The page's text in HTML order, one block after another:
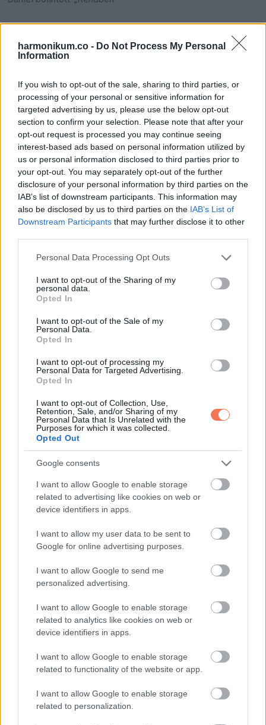
harmonikum.co - Do Not Process My Personal
Information
If you wish to opt-out of the sale, sharing to third parties, or
processing of your personal or sensitive information for
targeted advertising by us, please use the below opt-out
section to confirm your selection. Please note that after your
opt-out request is processed you may continue seeing
interest-based ads based on personal information utilized by
us or personal information disclosed to third parties prior to
your opt-out. You may separately opt-out of the further
disclosure of your personal information by third parties on the
IAB’s list of downstream participants. This information may
also be disclosed by us to third parties on the IAB’s List of
Downstream Participants that may further disclose it to other
Please note that this website/app uses one or more Google
not limited to your visit or usage behaviour. You may click to
grant or deny consent to Google and its third-party tags to
use your data for below specified purposes in below Google
consent section.
Personal Data Processing Opt Outs
I want to opt-out of the Sharing of my
personal data.
Opted In
I want to opt-out of the Sale of my
Personal Data.
Opted In
I want to opt-out of processing my
Personal Data for Targeted Advertising.
Opted In
I want to opt-out of Collection, Use,
Retention, Sale, and/or Sharing of my
Personal Data that Is Unrelated with the
Purposes for which it was collected.
Opted Out
Google consents
I want to allow Google to enable storage
related to advertising like cookies on web or
device identifiers in apps.
I want to allow my user data to be sent to
Google for online advertising purposes.
I want to allow Google to send me
personalized advertising.
I want to allow Google to enable storage
related to analytics like cookies on web or
device identifiers in apps.
I want to allow Google to enable storage
related to functionality of the website or app.
I want to allow Google to enable storage
related to personalization.
Átmentek az utca túloldalán egy kis dinerbe. Műbőr boxok,
párás ablakok, leves és friss kenyér illata. Olyan hely volt,
ahol az ember megnyugszik, mielőtt még leülne.
Evan úgy evett, mintha napok óta nem jutott volna rendes
ételhez. Sophie óvatosan mártogatta a kenyeret, kiélvezve
minden falatot. María arca lassan visszanyerte a színét, a
vállai lejjebb engedtek.
„Mivel foglalkozik?” kérdezte María.
„Ingatlanokat kezelek,” mondta Daniel egyszerűen.
María bólintott. „Én pék voltam. Éjszakáztam, hajnalban
keltem. Aztán bezárt a pékség, és utána minden szétesett.”
büszkén.
Danielben összeállt valami.
Két héttel később María
mozdulatlanul állt egy üres üzlet
előtt a park közelében.
„Azt mondta, állásinterjú,” suttogta.
„Az is,” felelte Daniel, majd kinyitotta az ajtót.
Bent a helyiség ragyogott. Új sütők, pultok, polcok, üres
rácsok, amik tele akartak lenni. Az ablak felett friss felirat:
Second Rise Pékség
„Ezt az ingatlant tavaly vettem meg” – mondta Daniel. „Csak
a megfelelő alkalomra vártam, hogy felhasználhassam.”
María megrázta a fejét, teljesen összezavarodva. „Én ezt
„Dehogynem,” mondta Daniel. „Maga vezeti. Megdolgozik
érte. Én csak az indulásnál segítek. Cserébe egy dolgot
„Adjon munkát azoknak, akiknek kell egy második esély.”